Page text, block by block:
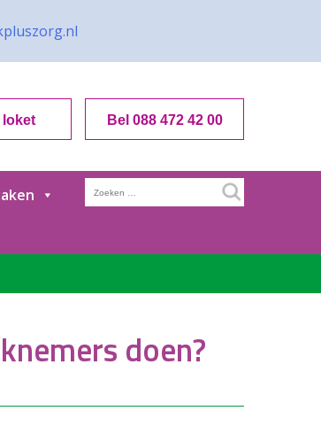
loket Bel 088 472 42 00
Zoeken
naar:
doen?